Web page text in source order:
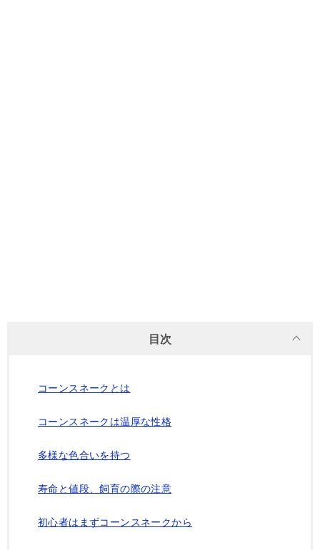
目次
コーンスネークとは
コーンスネークは温厚な性格
多様な色合いを持つ
寿命と値段、飼育の際の注意
初心者はまずコーンスネークから